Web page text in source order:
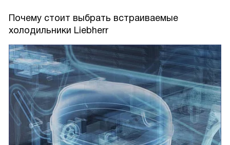
Почему стоит выбрать встраиваемые
холодильники Liebherr